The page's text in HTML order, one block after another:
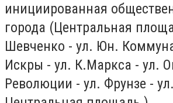
инициированная
города (Центральная
Шевченко - ул. Юн.
Искры - ул. К.Маркса - ул.
Революции - ул. Фрунзе -